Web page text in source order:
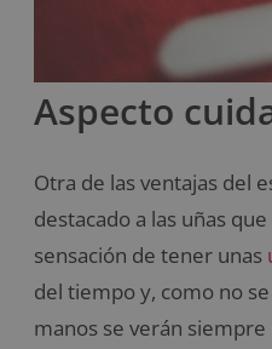
Aspecto
Otra de las ventajas del
destacado a las uñas
sensación de tener unas
del tiempo y, como no
manos se verán